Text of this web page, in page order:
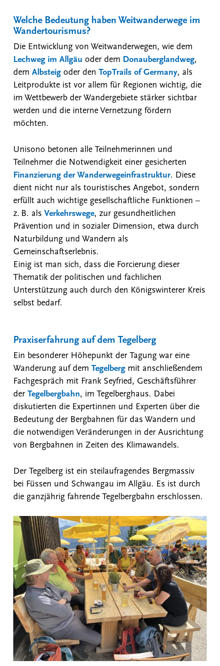
Welche Bedeutung haben Weitwanderwege im
Wandertourismus?
Die Entwicklung von Weitwanderwegen, wie dem
Lechweg im Allgäu oder dem Donauberglandweg,
dem Albsteigoder den TopTrails of Germany, als
Leitprodukte ist vor allem für Regionen wichtig, die
im Wettbewerb der Wandergebiete stärker sichtbar
werden und die interne Vernetzung fördern
möchten.
Unisono betonen alle Teilnehmerinnen und
Teilnehmer die Notwendigkeit einer gesicherten
Finanzierung der Wanderwegeinfrastruktur. Diese
dient nicht nur als touristisches Angebot, sondern
erfüllt auch wichtige gesellschaftliche Funktionen –
z. B. als Verkehrswege, zur gesundheitlichen
Prävention und in sozialer Dimension, etwa durch
Naturbildung und Wandern als
Gemeinschaftserlebnis.
Einig ist man sich, dass die Forcierung dieser
Thematik der politischen und fachlichen
Unterstützung auch durch den Königswinterer Kreis
selbst bedarf.
Praxiserfahrung auf dem Tegelberg
Ein besonderer Höhepunkt der Tagung war eine
Wanderung auf dem Tegelbergmit anschließendem
Fachgespräch mit Frank Seyfried, Geschäftsführer
der Tegelbergbahn, im Tegelberghaus. Dabei
diskutierten die Expertinnen und Experten über die
Bedeutung der Bergbahnen für das Wandern und
die notwendigen Veränderungen in der Ausrichtung
von Bergbahnen in Zeiten des Klimawandels.
Der Tegelberg ist ein steilaufragendes Bergmassiv
bei Füssen und Schwangau im Allgäu. Es ist durch
die ganzjährig fahrende Tegelbergbahn erschlossen.